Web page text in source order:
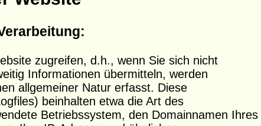
zugreifen, d.h., wenn Sie sich nicht
Informationen übermitteln, werden
allgemeiner Natur erfasst. Diese
beinhalten etwa die Art des
Betriebssystem, den Domainnamen Ihres